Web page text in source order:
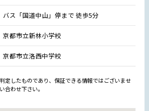
バス「国道中山」停まで 徒歩5分
京都市立新林小学校
京都市立洛西中学校
定したものであり、保証できる情報ではございませ
合わせ下さい。